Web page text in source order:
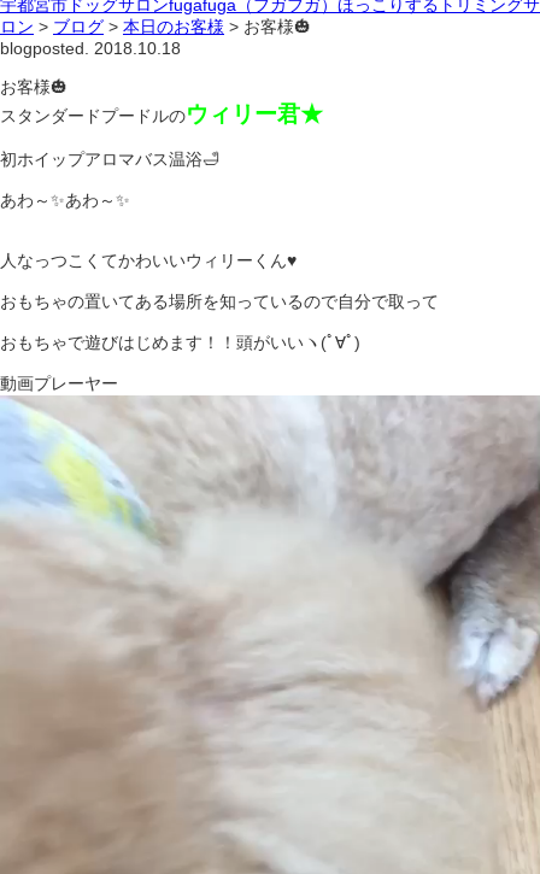
宇都宮市ドッグサロンfugafuga（フガフガ）ほっこりするトリミングサ
ロン > ブログ > 本日のお客様 > お客様🎃
blogposted. 2018.10.18
お客様🎃
スタンダードプードルのウィリー君★
初ホイップアロマバス温浴🛁
あわ～✨あわ～✨
人なっつこくてかわいいウィリーくん♥
おもちゃの置いてある場所を知っているので自分で取って
おもちゃで遊びはじめます！！頭がいいヽ(ﾟ∀ﾟ)
動画プレーヤー